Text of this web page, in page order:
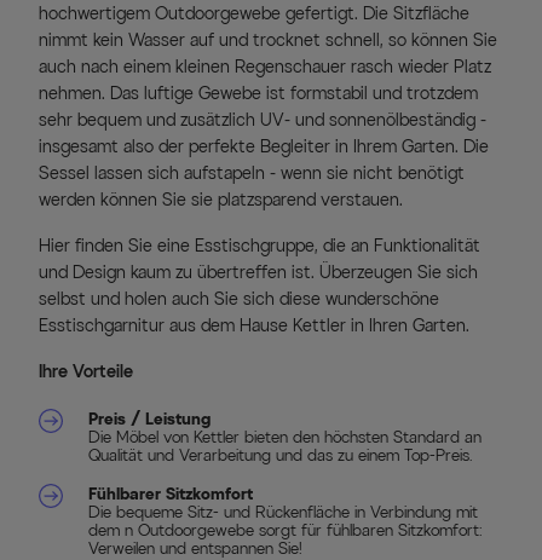
hochwertigem Outdoorgewebe gefertigt. Die Sitzfläche
nimmt kein Wasser auf und trocknet schnell, so können Sie
auch nach einem kleinen Regenschauer rasch wieder Platz
nehmen. Das luftige Gewebe ist formstabil und trotzdem
sehr bequem und zusätzlich UV- und sonnenölbeständig -
insgesamt also der perfekte Begleiter in Ihrem Garten. Die
Sessel lassen sich aufstapeln - wenn sie nicht benötigt
werden können Sie sie platzsparend verstauen.
Hier finden Sie eine Esstischgruppe, die an Funktionalität
und Design kaum zu übertreffen ist. Überzeugen Sie sich
selbst und holen auch Sie sich diese wunderschöne
Esstischgarnitur aus dem Hause Kettler in Ihren Garten.
Ihre Vorteile
Preis / Leistung
Die Möbel von Kettler bieten den höchsten Standard an
Qualität und Verarbeitung und das zu einem Top-Preis.
Fühlbarer Sitzkomfort
Die bequeme Sitz- und Rückenfläche in Verbindung mit
dem n Outdoorgewebe sorgt für fühlbaren Sitzkomfort:
Verweilen und entspannen Sie!